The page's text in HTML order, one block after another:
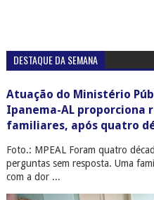
DESTAQUE DA SEMANA
Atuação do Ministério
Ipanema-AL proporciona
familiares, após quatro
Foto.: MPEAL Foram quatro
perguntas sem resposta. Uma
com a dor ...